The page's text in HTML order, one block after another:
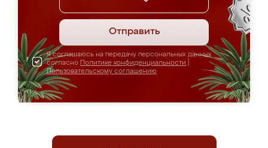
Отправить
Я соглашаюсь на передачу персональных данных
согласно Политике конфиденциальности
Пользовательскому соглашению